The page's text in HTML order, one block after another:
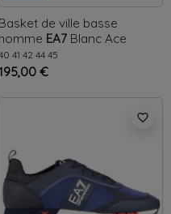
Basket de ville basse
homme EA7 Blanc Ace
41 42 44 45
€
favorite_border